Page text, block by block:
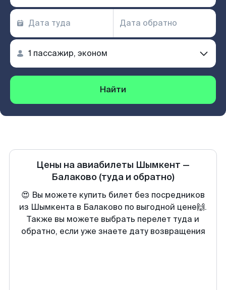
Найти
Цены на авиабилеты Шымкент —
Балаково (туда и обратно)
😍 Вы можете купить билет без посредников
из Шымкента в Балаково по выгодной цене🙌.
Также вы можете выбрать перелет туда и
обратно, если уже знаете дату возвращения